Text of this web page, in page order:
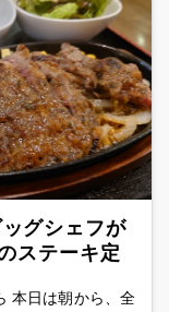
グシェフが
ステーキ定
本日は朝から、全